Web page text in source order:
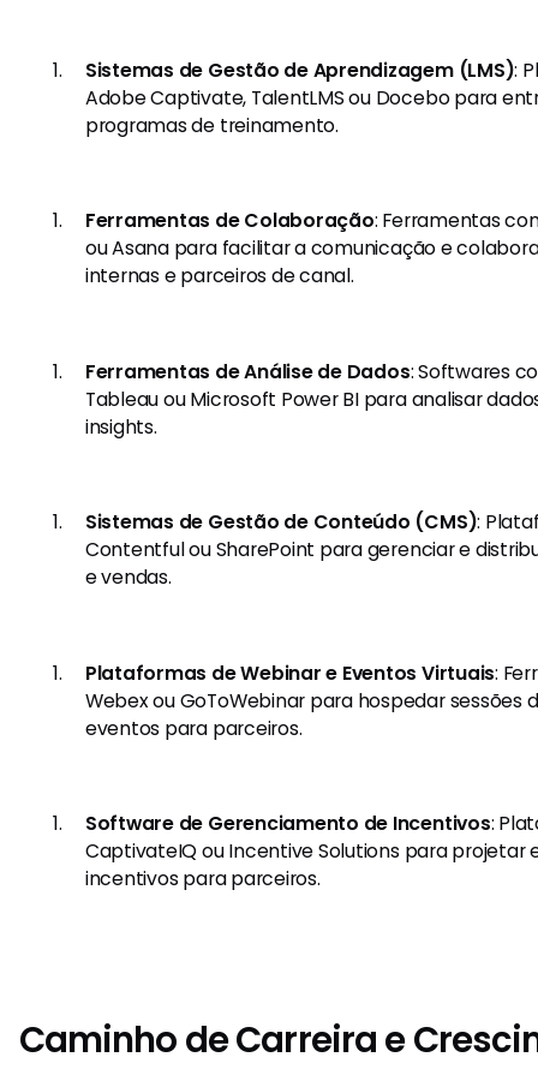
Sistemas de Gestão de Aprendizagem (LMS):
Adobe Captivate, TalentLMS ou Docebo para
programas de treinamento.
Ferramentas de Colaboração: Ferramentas
ou Asana para facilitar a comunicação e
internas e parceiros de canal.
Ferramentas de Análise de Dados: Softwares
Tableau ou Microsoft Power BI para analisar
insights.
Sistemas de Gestão de Conteúdo (CMS):
Contentful ou SharePoint para gerenciar e
e vendas.
Plataformas de Webinar e Eventos Virtuais:
Webex ou GoToWebinar para hospedar sessões
eventos para parceiros.
Software de Gerenciamento de Incentivos:
CaptivateIQ ou Incentive Solutions para projetar
incentivos para parceiros.
Caminho de Carreira e